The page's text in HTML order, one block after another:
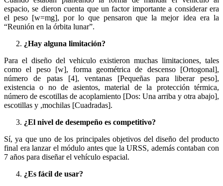
espacio, se dieron cuenta que un factor importante a considerar era
el peso [w=mg], por lo que pensaron que la mejor idea era la
“Reunión en la órbita lunar”.
¿Hay alguna limitación?
Para el diseño del vehiculo existieron muchas limitaciones, tales
como el peso [w], forma geométrica de descenso [Ortogonal],
número de patas [4], ventanas [Pequeñas para liberar peso],
existencia o no de asientos, material de la protección térmica,
número de escotillas de acoplamiento [Dos: Una arriba y otra abajo],
escotillas y ,mochilas [Cuadradas].
¿El nivel de desempeño es competitivo?
Sí, ya que uno de los principales objetivos del diseño del producto
final era lanzar el módulo antes que la URSS, además contaban con
7 años para diseñar el vehículo espacial.
¿Es fácil de usar?